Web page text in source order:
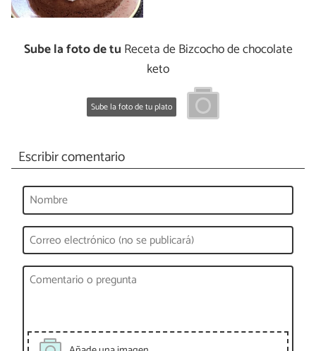
Sube la foto de tu Receta de Bizcocho de chocolate
keto
Sube la foto de tu plato
Escribir comentario